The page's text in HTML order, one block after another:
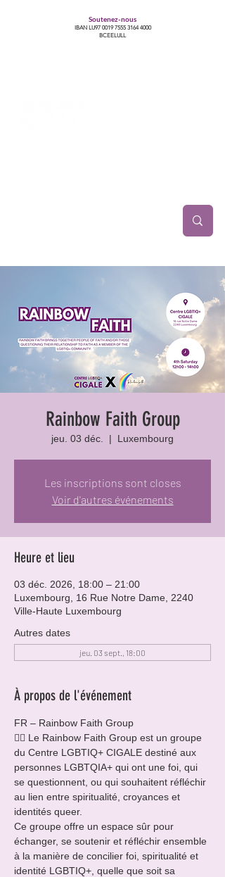
Soutenez-nous
IBAN LU97 0019 7555 3164 4000
BCEELULL
Rainbow Faith Group
jeu. 03 déc.
  |
Luxembourg
Les inscriptions sont closes
Voir d'autres événements
Heure et lieu
03 déc. 2026, 18:00 – 21:00
Luxembourg, 16 Rue Notre Dame, 2240
Ville-Haute Luxembourg
Autres dates
jeu. 03 sept., 18:00
À propos de l'événement
FR – Rainbow Faith Group
🏳️‍🌈 Le Rainbow Faith Group est un groupe
du Centre LGBTIQ+ CIGALE destiné aux
personnes LGBTQIA+ qui ont une foi, qui
se questionnent, ou qui souhaitent réfléchir
au lien entre spiritualité, croyances et
identités queer.
Ce groupe offre un espace sûr pour
échanger, se soutenir et réfléchir ensemble
à la manière de concilier foi, spiritualité et
identité LGBTIQ+, quelle que soit sa